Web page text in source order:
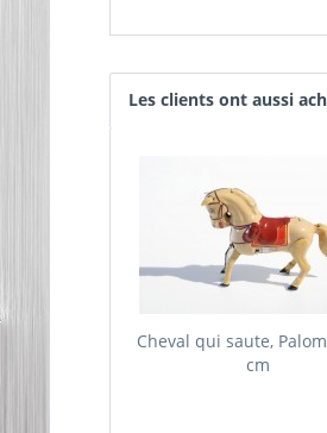
Les clients ont aussi
Cheval qui saute,
cm